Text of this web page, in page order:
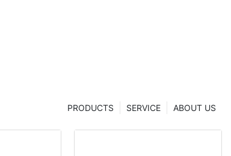
ABOUT US
SERVICE
PRODUCTS